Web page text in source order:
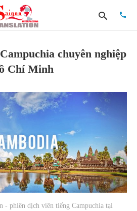
chuyên nghiệp
Chí Minh
- phiên dịch viên tiếng Campuchia tại